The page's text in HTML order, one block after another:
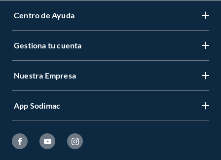
Centro de Ayuda
Gestiona tu cuenta
Nuestra Empresa
App Sodimac